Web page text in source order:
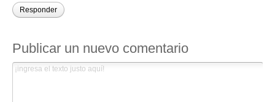
Responder
Publicar un nuevo comentario